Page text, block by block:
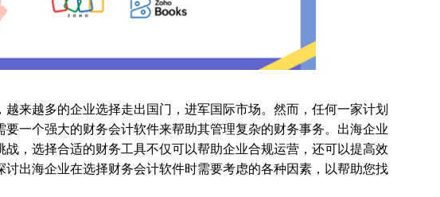
来越多的企业选择走出国门，进军国际市场。然而，任何一家计划
一个强大的财务会计软件来帮助其管理复杂的财务事务。出海企业
，选择合适的财务工具不仅可以帮助企业合规运营，还可以提高效
出海企业在选择财务会计软件时需要考虑的各种因素，以帮助您找